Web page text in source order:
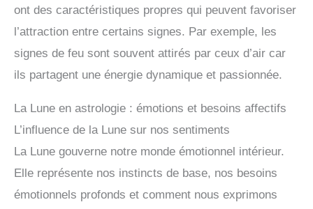
ont des caractéristiques propres qui peuvent favoriser
l’attraction entre certains signes. Par exemple, les
signes de feu sont souvent attirés par ceux d’air car
ils partagent une énergie dynamique et passionnée.
La Lune en astrologie : émotions et besoins affectifs
L’influence de la Lune sur nos sentiments
La Lune gouverne notre monde émotionnel intérieur.
Elle représente nos instincts de base, nos besoins
émotionnels profonds et comment nous exprimons